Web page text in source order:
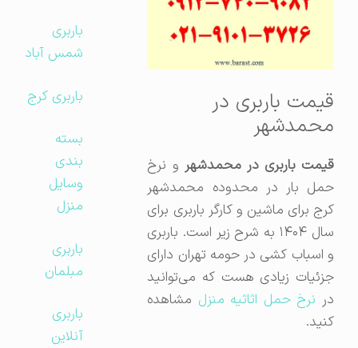
قیمت باربری در
محمدشهر
قیمت باربری در محمدشهرو نرخ
حمل بار در محدوده محمدشهر
کرج برای ماشین و کارگر باربری برای
سال ۱۴۰۴ به شرح زیر است. باربری
و اسباب کشی در حومه تهران دارای
جزئیات زیادی هست که می‌توانید
نرخ حمل اثاثیه منزلمشاهده
کنید.
باربری
شمس آباد
باربری کرج
بسته
بندی
وسایل
منزل
باربری
مبلمان
باربری
آنلاین